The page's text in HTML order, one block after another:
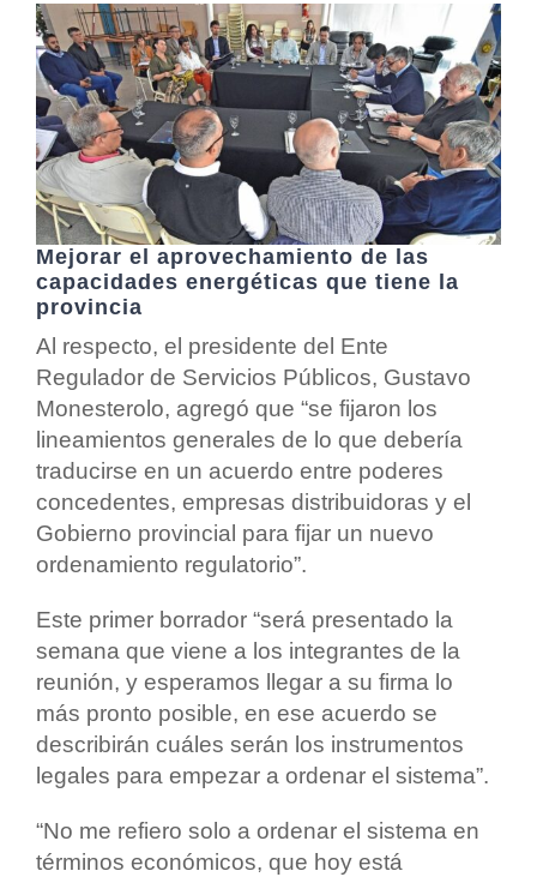
Mejorar el aprovechamiento de las
capacidades energéticas que tiene la
provincia
Al respecto, el presidente del Ente
Regulador de Servicios Públicos, Gustavo
Monesterolo, agregó que “se fijaron los
lineamientos generales de lo que debería
traducirse en un acuerdo entre poderes
concedentes, empresas distribuidoras y el
Gobierno provincial para fijar un nuevo
ordenamiento regulatorio”.
Este primer borrador “será presentado la
semana que viene a los integrantes de la
reunión, y esperamos llegar a su firma lo
más pronto posible, en ese acuerdo se
describirán cuáles serán los instrumentos
legales para empezar a ordenar el sistema”.
“No me refiero solo a ordenar el sistema en
términos económicos, que hoy está